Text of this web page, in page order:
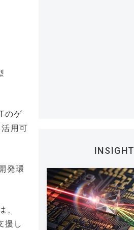
のゲ
用可
発環
、
援し
INSIGHT